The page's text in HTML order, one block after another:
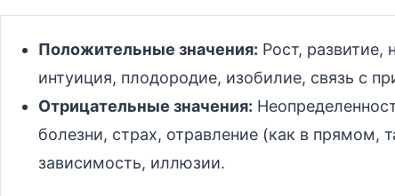
Положительные значения: Рост, развитие,
интуиция, плодородие, изобилие, связь с
Отрицательные значения:
болезни, страх, отравление (как в прямом,
зависимость, иллюзии.